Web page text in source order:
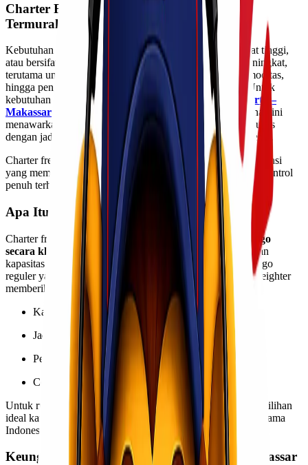
Charter Freighter Rute Jakarta Makassar
Termurah di Indonesia
Kebutuhan pengiriman barang dengan volume besar, berat tinggi,
atau bersifat mendesak dari Jakarta ke Makassar terus meningkat,
terutama untuk kebutuhan industri, proyek, distribusi komoditas,
hingga pengiriman alat berat dan barang bernilai tinggi. Untuk
kebutuhan tersebut, layanan charter freighter rute Jakarta –
Makassar menjadi solusi paling efektif dan efisien. Layanan ini
menawarkan pengiriman menggunakan pesawat kargo khusus
dengan jadwal fleksibel dan waktu tempuh yang sangat cepat.
Charter freighter sangat cocok bagi perusahaan maupun instansi
yang membutuhkan kepastian waktu, kapasitas besar, serta kontrol
penuh terhadap jadwal dan jenis muatan.
Apa Itu Charter Freighter?
Charter freighter adalah layanan
penyewaan pesawat kargo
secara khusus
untuk satu pengirim dengan rute, jadwal, dan
kapasitas yang disesuaikan kebutuhan. Berbeda dengan cargo
reguler yang berbagi ruang dengan pengirim lain, charter freighter
memberikan keunggulan:
Kapasitas muatan penuh
Jadwal keberangkatan fleksibel
Pengiriman lebih cepat dan direct
Cocok untuk barang besar, berat, dan urgent
Untuk rute
Jakarta – Makassar , charter freighter menjadi pilihan
ideal karena jalur ini merupakan salah satu pusat distribusi utama
Indonesia bagian timur.
Keunggulan Charter Freighter Jakarta – Makassar